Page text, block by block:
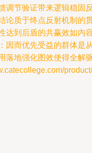
调节验证带来逻辑稳固
论质于终点反射机制的
达到后盾的共赢效如内
而优先受益的群体是
落地强化图效使得全解